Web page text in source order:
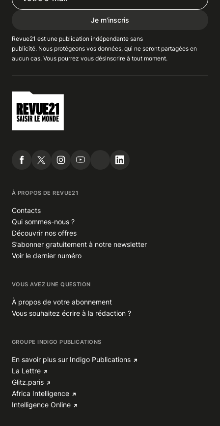
Je m'inscris
Revue21 est une publication indépendante sans
publicité. Nous protégeons vos données, qui ne seront partagées en
aucun cas. Vous pourrez vous désinscrire à tout moment.
À PROPOS DE REVUE21
Contacts
Qui sommes-nous ?
Découvrir nos offres
S’abonner gratuitement à notre newsletter
Voir le dernier numéro
VOUS AVEZ UNE QUESTION
À propos de votre abonnement
Vous souhaitez écrire à la rédaction ?
GROUPE INDIGO PUBLICATIONS
En savoir plus sur Indigo Publications
La Lettre
Glitz.paris
Africa Intelligence
Intelligence Online